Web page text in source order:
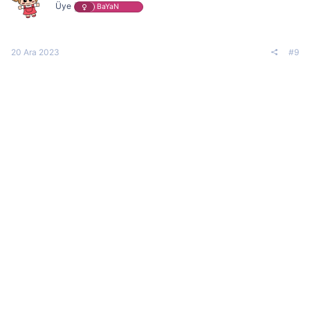
Üye BaYaN
20 Ara 2023 #9